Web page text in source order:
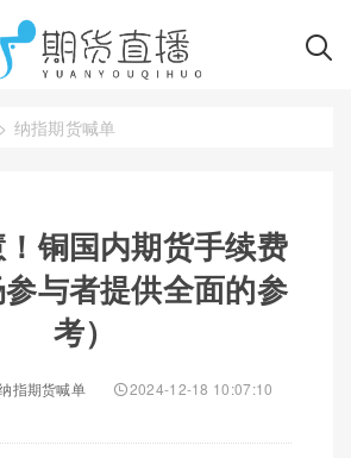
> 纳指期货喊单
铜国内期货手续费
参与者提供全面的参
考）
指期货喊单 2024-12-18 10:07:10